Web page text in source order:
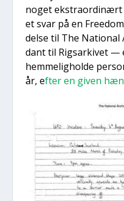
noget ekstra­or­di­nært
et svar på en
del­se til The
dant til Rigs­ar­ki­vet —
hem­me­lig­hol­de
år, efter en given